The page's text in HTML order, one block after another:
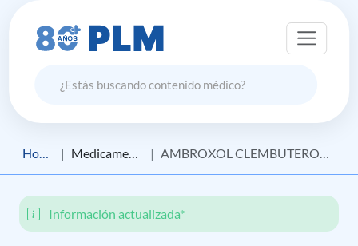
Home Medicamento AMBROXOL CLEMBUTEROL CALOX
Información actualizada*